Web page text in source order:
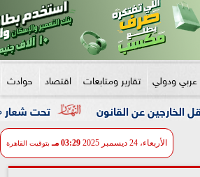
عربي ودولي تقارير ومتابعات اقتصاد حوادث
تحت شعار «خدمة بيوت القانون
الأربعاء، 24 ديسمبر 2025 03:29 مـ بتوقيت القاهرة